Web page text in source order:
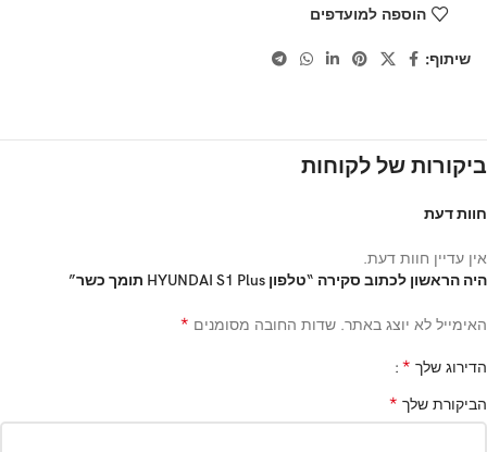
הוספה למועדפים
שיתוף:
ביקורות של לקוחות
חוות דעת
אין עדיין חוות דעת.
היה הראשון לכתוב סקירה “טלפון HYUNDAI S1 Plus תומך כשר”
האימייל לא יוצג באתר. שדות החובה מסומנים *
הדירוג שלך *
הביקורת שלך *